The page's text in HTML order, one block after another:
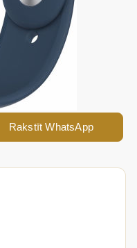
Rakstīt WhatsApp